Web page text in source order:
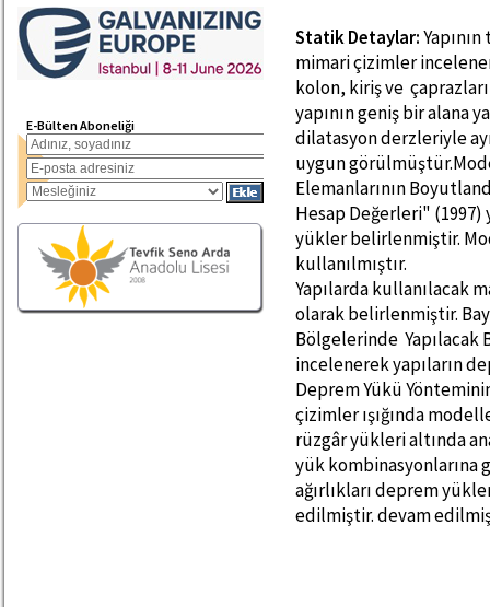
E-Bülten Aboneliği
Statik Detaylar:
mimari çizimler
kolon, kiriş ve
yapının geniş bir alana
dilatasyon derzleriyle
uygun
Elemanlarının
Hesap Değerleri"
yükler belirlenmiştir.
kullanılmıştır.
Yapılarda kullanılacak
olarak belirlenmiştir.
Bölgelerinde Yapılacak
incelenerek yapıların
Deprem Yükü
çizimler ışığında
rüzgâr yükleri altında
yük kombinasyonlarına
ağırlıkları deprem
edilmiştir. devam